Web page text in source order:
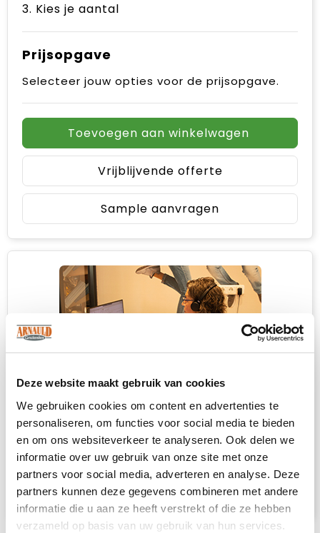
Deze website maakt gebruik van cookies
We gebruiken cookies om content en advertenties te
personaliseren, om functies voor social media te bieden
en om ons websiteverkeer te analyseren. Ook delen we
informatie over uw gebruik van onze site met onze
partners voor social media, adverteren en analyse. Deze
partners kunnen deze gegevens combineren met andere
informatie die u aan ze heeft verstrekt of die ze hebben
verzameld op basis van uw gebruik van hun services.
3. Kies je aantal
Prijsopgave
Selecteer jouw opties voor de prijsopgave.
Toevoegen aan winkelwagen
Vrijblijvende offerte
Sample aanvragen
Heb je niet kunnen vinden wat je
zoekt?
Neem contact met ons opvoor een advies
op maat.